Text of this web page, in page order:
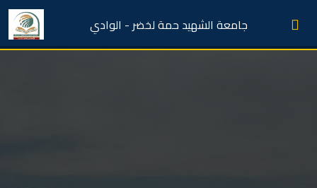
جامعة الشهيد حمة لخضر - الوادي